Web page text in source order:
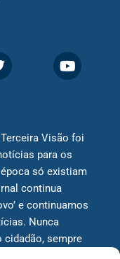
Visão foi
para os
só existiam
continua
e continuamos
Nunca
cidadão, sempre